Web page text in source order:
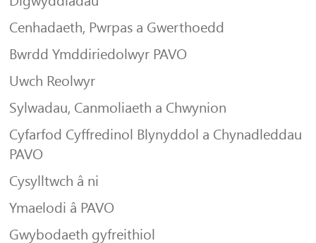
Cenhadaeth, Pwrpas a Gwerthoedd
Bwrdd Ymddiriedolwyr PAVO
Uwch Reolwyr
Sylwadau, Canmoliaeth a Chwynion
Cyfarfod Cyffredinol Blynyddol a Chynadleddau
PAVO
Cysylltwch â ni
Ymaelodi â PAVO
Gwybodaeth gyfreithiol